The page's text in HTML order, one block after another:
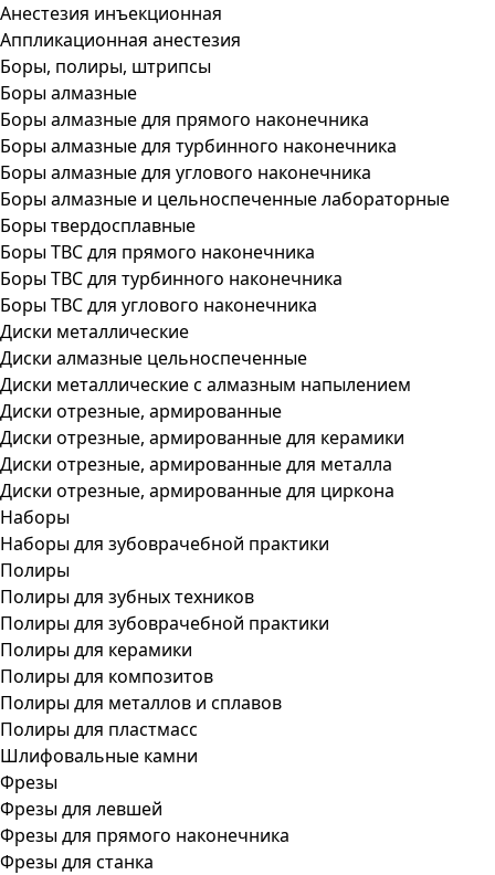
Анестезия инъекционная
Аппликационная анестезия
Боры, полиры, штрипсы
Боры алмазные
Боры алмазные для прямого наконечника
Боры алмазные для турбинного наконечника
Боры алмазные для углового наконечника
Боры алмазные и цельноспеченные лабораторные
Боры твердосплавные
Боры ТВС для прямого наконечника
Боры ТВС для турбинного наконечника
Боры ТВС для углового наконечника
Диски металлические
Диски алмазные цельноспеченные
Диски металлические с алмазным напылением
Диски отрезные, армированные
Диски отрезные, армированные для керамики
Диски отрезные, армированные для металла
Диски отрезные, армированные для циркона
Наборы
Наборы для зубоврачебной практики
Полиры
Полиры для зубных техников
Полиры для зубоврачебной практики
Полиры для керамики
Полиры для композитов
Полиры для металлов и сплавов
Полиры для пластмасс
Шлифовальные камни
Фрезы
Фрезы для левшей
Фрезы для прямого наконечника
Фрезы для станка